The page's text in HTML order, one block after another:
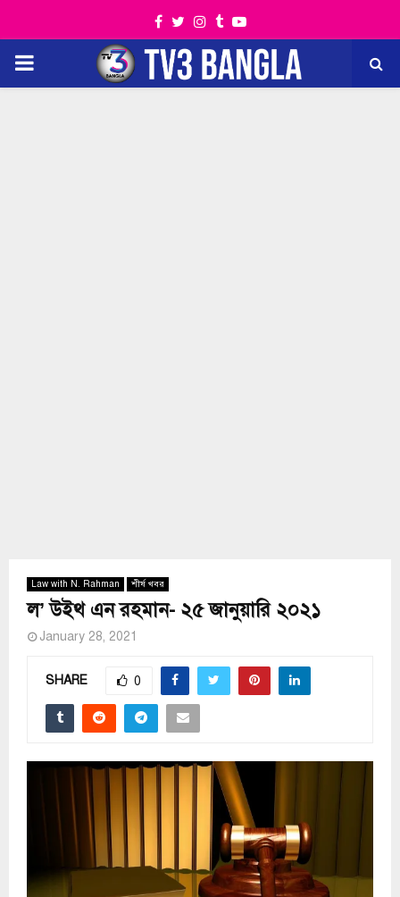
Facebook
TwitterInstagram
TumblrYoutube
PRIMARY
Law with N. Rahman শীর্ষ খবর
ল’ উইথ এন রহমান- ২৫ জানুয়ারি ২০২১
January 28, 2021
SHARE 0